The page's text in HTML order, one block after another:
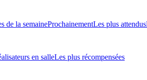
de la semaineProchainementLes plus attendus
en salleLes plus récompensées